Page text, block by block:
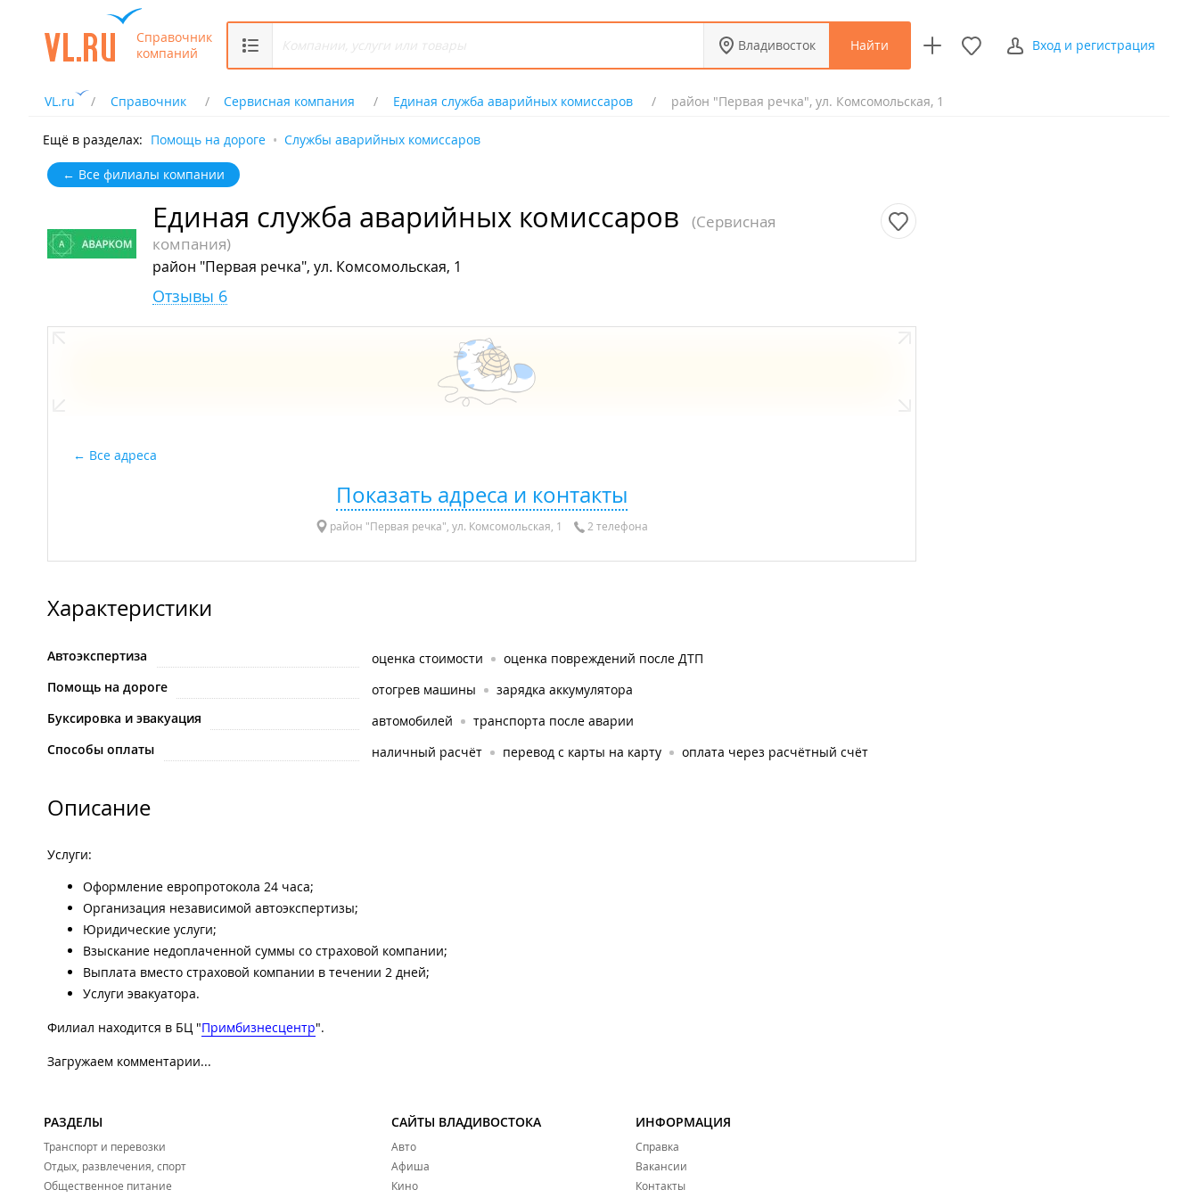
Справочник
компаний
Владивосток Найти Вход и регистрация
VL.ru Справочник Сервисная компания Единая служба аварийных комиссаров район "Первая речка", ул. Комсомольская, 1
Ещё в разделах: Помощь на дороге Службы аварийных комиссаров
← Все филиалы компании
Единая служба аварийных комиссаров
(Сервисная
компания)
район "Первая речка", ул. Комсомольская, 1
Отзывы 6
Все адреса
Показать адреса и контакты
район "Первая речка", ул. Комсомольская, 1 2 телефона
Характеристики
Автоэкспертиза оценка стоимости
оценка повреждений после ДТП
Помощь на дороге
отогрев машины
зарядка аккумулятора
Буксировка и эвакуация
автомобилей
транспорта после аварии
Способы оплаты
наличный расчёт перевод с карты на карту оплата через расчётный счёт
Описание
Услуги:
Оформление европротокола 24 часа;
Организация независимой автоэкспертизы;
Юридические услуги;
Взыскание недоплаченной суммы со страховой компании;
Выплата вместо страховой компании в течении 2 дней;
Услуги эвакуатора.
Филиал находится в БЦ "Примбизнесцентр".
Загружаем комментарии...
РАЗДЕЛЫ
Транспорт и перевозки
Отдых, развлечения, спорт
Общественное питание
САЙТЫ ВЛАДИВОСТОКА
Авто
Афиша
Кино
ИНФОРМАЦИЯ
Справка
Вакансии
Контакты